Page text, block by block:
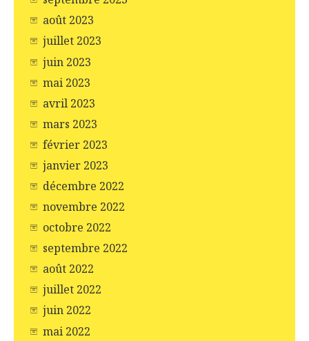
août 2023
juillet 2023
juin 2023
mai 2023
avril 2023
mars 2023
février 2023
janvier 2023
décembre 2022
novembre 2022
octobre 2022
septembre 2022
août 2022
juillet 2022
juin 2022
mai 2022